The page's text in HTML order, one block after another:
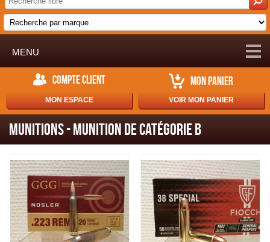
MENU
COMPTE CLIENT
MON ESPACE
MON PANIER
VOIR MON PANIER
Munitions - Munition de Catégorie B